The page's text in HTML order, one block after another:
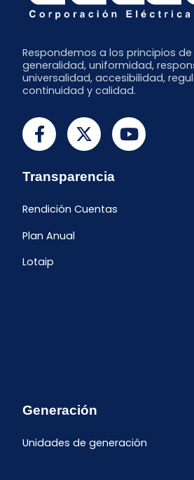
Respondemos a los principios
generalidad, uniformidad,
universalidad, accesibilidad,
continuidad y calidad.
Transparencia
Rendición Cuentas
Plan Anual
Lotaip
Generación
Unidades de generación